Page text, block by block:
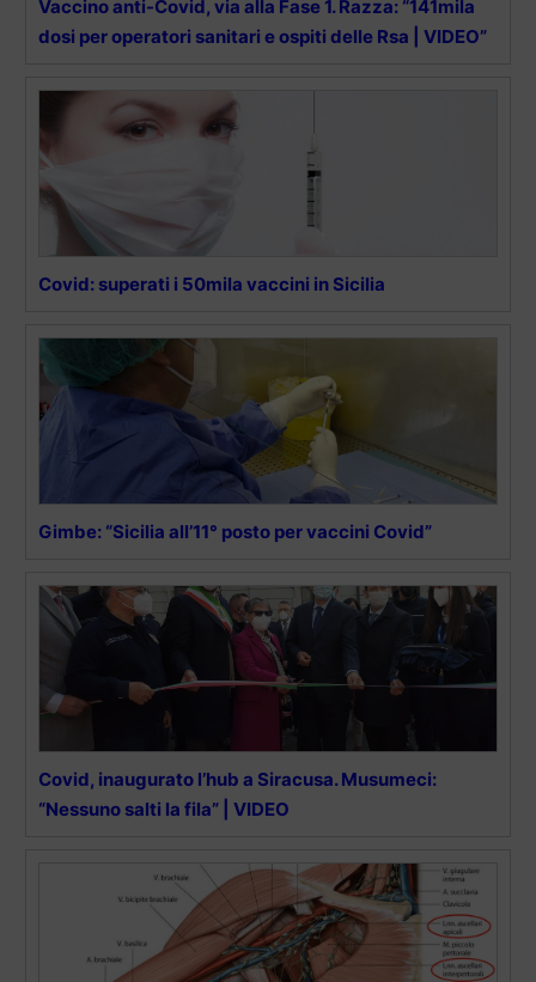
Vaccino anti-Covid, via alla Fase 1. Razza: “141mila
dosi per operatori sanitari e ospiti delle Rsa | VIDEO”
Covid: superati i 50mila vaccini in Sicilia
Gimbe: “Sicilia all’11° posto per vaccini Covid”
Covid, inaugurato l’hub a Siracusa. Musumeci:
“Nessuno salti la fila” | VIDEO